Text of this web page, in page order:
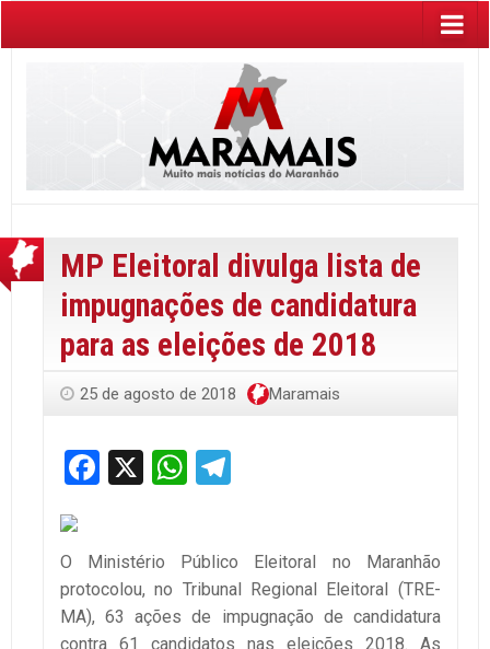
MP Eleitoral divulga lista de
impugnações de candidatura
para as eleições de 2018
25 de agosto de 2018 Maramais
Facebook
X WhatsApp
O Ministério Público Eleitoral no Maranhão
protocolou, no Tribunal Regional Eleitoral (TRE-
MA), 63 ações de impugnação de candidatura
contra 61 candidatos nas eleições 2018. As